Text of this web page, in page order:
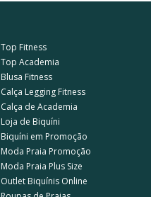
Top Fitness
Top Academia
Blusa Fitness
Calça Legging Fitness
Calça de Academia
Loja de Biquíni
Biquíni em Promoção
Moda Praia Promoção
Moda Praia Plus Size
Outlet Biquínis Online